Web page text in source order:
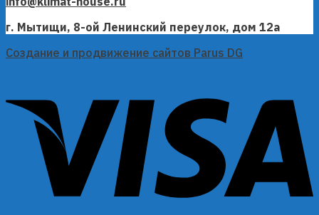
г. Мытищи, 8-ой Ленинский переулок, дом 12а
Создание и продвижение сайтов Parus DG